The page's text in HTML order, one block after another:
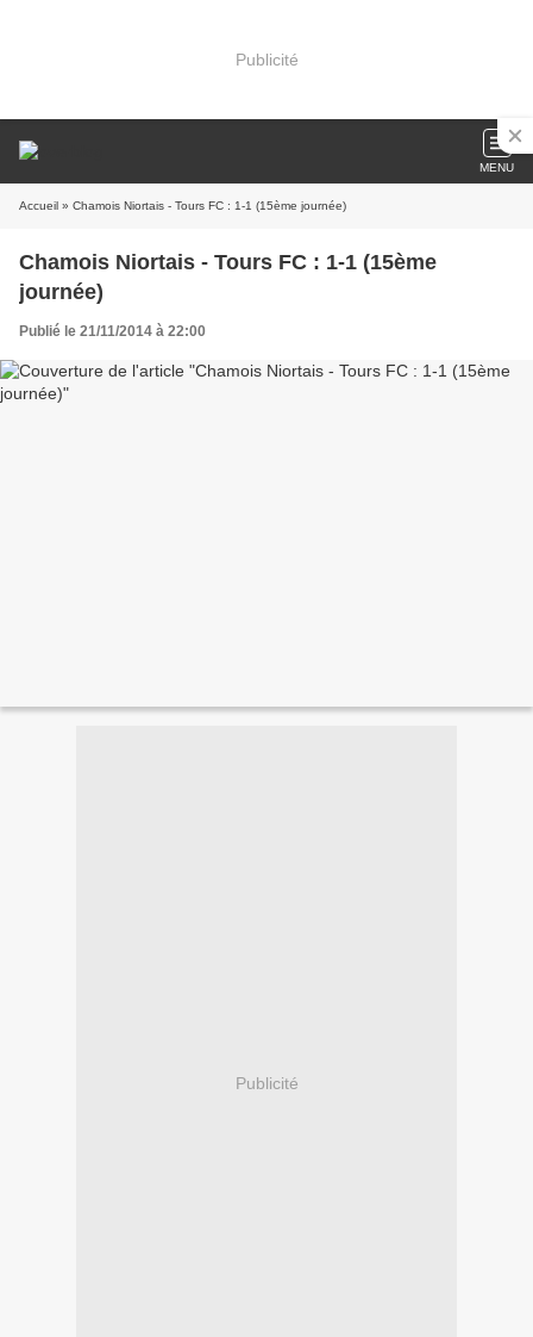
Publicité
MENU
Accueil » Chamois Niortais - Tours FC : 1-1 (15ème journée)
Chamois Niortais - Tours FC : 1-1 (15ème
journée)
Publié le 21/11/2014 à 22:00
Publicité